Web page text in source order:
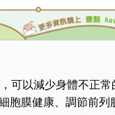
可以減少身體不正
膜健康、調節前列